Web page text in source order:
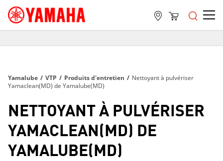
SUR TOUTES LES COMMANDES DE PLUS DE 99 $
SUR TOUTES LES COMMANDES DE PLUS DE 99 $
Yamalube / VTP / Produits d'entretien / Nettoyant à pulvériser
Yamaclean(MD) de Yamalube(MD)
NETTOYANT À PULVÉRISER
YAMACLEAN(MD) DE
YAMALUBE(MD)